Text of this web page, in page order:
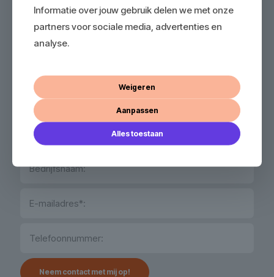
Domoticube
naar een hoger niveau tillen? Geen vage beloftes, maar een
nuchtere aanpak die simpelweg werkt. Wij staan klaar om de
Laat jou gegevens achter en wij nemen contact met je
Informatie over jouw gebruik delen we met onze
partners voor sociale media, advertenties en
analyse.
Weigeren
Aanpassen
Alles toestaan